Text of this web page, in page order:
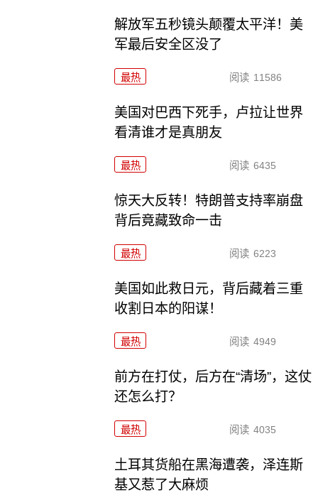
解放军五秒镜头颠覆太平洋！美
军最后安全区没了
最热 阅读 11586
美国对巴西下死手，卢拉让世界
看清谁才是真朋友
最热 阅读 6435
惊天大反转！特朗普支持率崩盘
背后竟藏致命一击
最热 阅读 6223
美国如此救日元，背后藏着三重
收割日本的阳谋！
最热 阅读 4949
前方在打仗，后方在“清场”，这仗
还怎么打？
最热 阅读 4035
土耳其货船在黑海遭袭，泽连斯
基又惹了大麻烦